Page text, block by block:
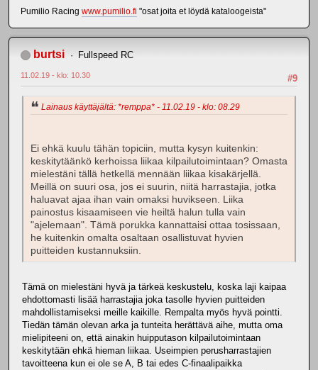
Pumilio Racing www.pumilio.fi "osat joita et löydä kataloogeista"
burtsi Fullspeed RC
#9
11.02.19 - klo: 10.30
Lainaus käyttäjältä: *remppa* - 11.02.19 - klo: 08.29
Ei ehkä kuulu tähän topiciin, mutta kysyn kuitenkin:
keskitytäänkö kerhoissa liikaa kilpailutoimintaan? Omasta
mielestäni tällä hetkellä mennään liikaa kisakärjellä.
Meillä on suuri osa, jos ei suurin, niitä harrastajia, jotka
haluavat ajaa ihan vain omaksi huvikseen. Liika
painostus kisaamiseen vie heiltä halun tulla vain
"ajelemaan". Tämä porukka kannattaisi ottaa tosissaan,
he kuitenkin omalta osaltaan osallistuvat hyvien
puitteiden kustannuksiin.
Tämä on mielestäni hyvä ja tärkeä keskustelu, koska laji kaipaa
ehdottomasti lisää harrastajia joka tasolle hyvien puitteiden
mahdollistamiseksi meille kaikille. Rempalta myös hyvä pointti.
Tiedän tämän olevan arka ja tunteita herättävä aihe, mutta oma
mielipiteeni on, että ainakin huipputason kilpailutoimintaan
keskitytään ehkä hieman liikaa. Useimpien perusharrastajien
tavoitteena kun ei ole se A, B tai edes C-finaalipaikka